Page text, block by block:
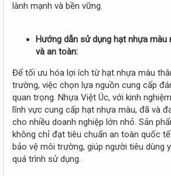
lành mạnh và bền vững.
Hướng dẫn sử dụng hạt nhựa màu
và an toàn:
Để tối ưu hóa lợi ích từ hạt nhựa màu
trường, việc chọn lựa nguồn cung cấp
quan trọng. Nhựa Việt Úc, với kinh
lĩnh vực cung cấp hạt nhựa màu, đã và
cho nhiều doanh nghiệp lớn nhỏ. Sản
không chỉ đạt tiêu chuẩn an toàn quốc
bảo vệ môi trường, giúp người tiêu dùng
quá trình sử dụng.